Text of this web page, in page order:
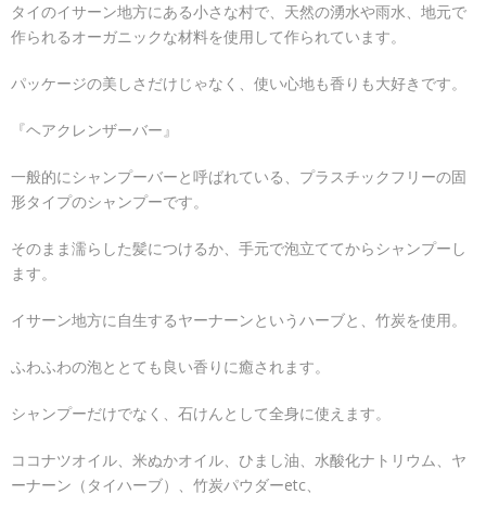
タイのイサーン地方にある小さな村で、天然の湧水や雨水、地元で
作られるオーガニックな材料を使用して作られています。
パッケージの美しさだけじゃなく、使い心地も香りも大好きです。
『ヘアクレンザーバー』
一般的にシャンプーバーと呼ばれている、プラスチックフリーの固
形タイプのシャンプーです。
そのまま濡らした髪につけるか、手元で泡立ててからシャンプーし
ます。
イサーン地方に自生するヤーナーンというハーブと、竹炭を使用。
ふわふわの泡ととても良い香りに癒されます。
シャンプーだけでなく、石けんとして全身に使えます。
ココナツオイル、米ぬかオイル、ひまし油、水酸化ナトリウム、ヤ
ーナーン（タイハーブ）、竹炭パウダーetc、